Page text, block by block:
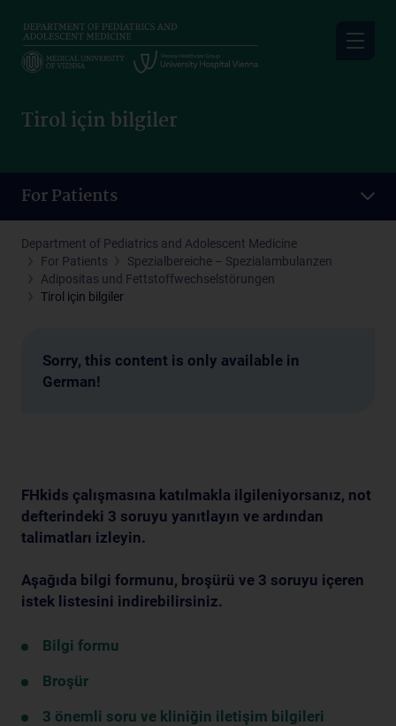
main
content
Tirol için bilgiler
For Patients
Department of Pediatrics and Adolescent Medicine
For Patients
Spezialbereiche – Spezialambulanzen
Adipositas und Fettstoffwechselstörungen
Tirol için bilgiler
Sorry, this content is only available in
German!
FHkids çalışmasına katılmakla ilgileniyorsanız, not
defterindeki 3 soruyu yanıtlayın ve ardından
talimatları izleyin.
Aşağıda bilgi formunu, broşürü ve 3 soruyu içeren
istek listesini indirebilirsiniz.
Bilgi formu
Broşür
3 önemli soru ve kliniğin iletişim bilgileri